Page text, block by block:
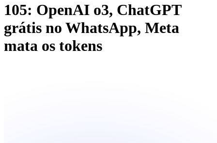
105: OpenAI o3, ChatGPT
grátis no WhatsApp, Meta
mata os tokens